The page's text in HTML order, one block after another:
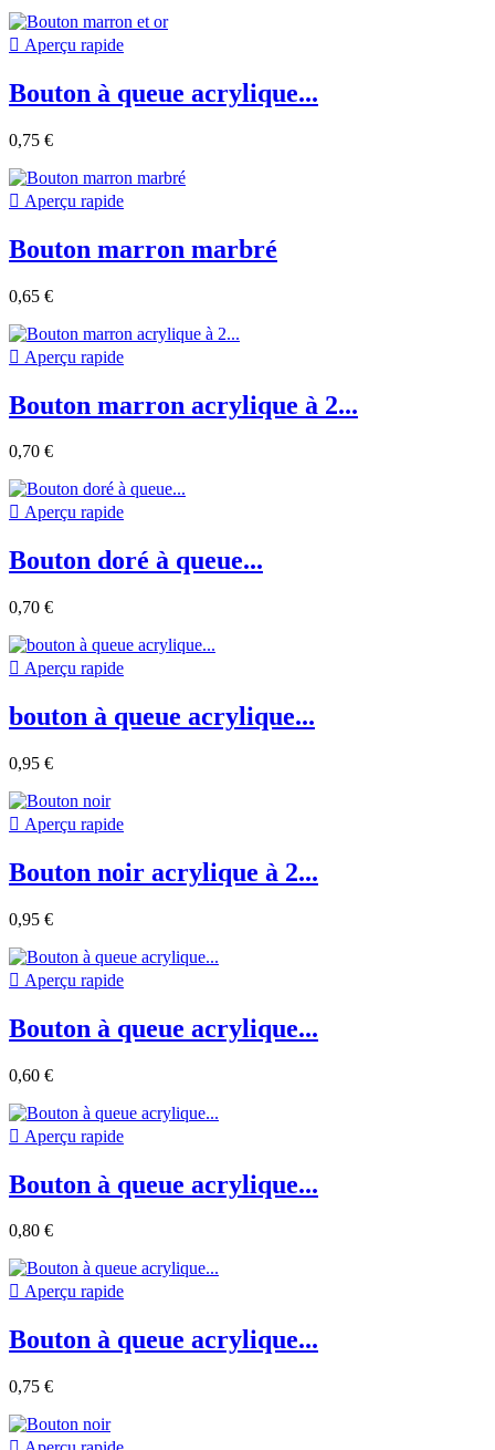
 Aperçu rapide
Bouton à queue acrylique...
0,75 €
 Aperçu rapide
Bouton marron marbré
0,65 €
 Aperçu rapide
Bouton marron acrylique à 2...
0,70 €
 Aperçu rapide
Bouton doré à queue...
0,70 €
 Aperçu rapide
bouton à queue acrylique...
0,95 €
 Aperçu rapide
Bouton noir acrylique à 2...
0,95 €
 Aperçu rapide
Bouton à queue acrylique...
0,60 €
 Aperçu rapide
Bouton à queue acrylique...
0,80 €
 Aperçu rapide
Bouton à queue acrylique...
0,75 €